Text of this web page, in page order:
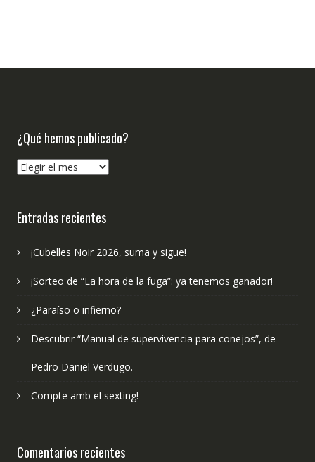
¿Qué hemos publicado?
¿Qué
Entradas recientes
¡Cubelles Noir 2026, suma y sigue!
¡Sorteo de “La hora de la fuga”: ya tenemos ganador!
¿Paraíso o infierno?
Descubrir “Manual de supervivencia para conejos”, de
Pedro Daniel Verdugo.
Compte amb el sexting!
Comentarios recientes